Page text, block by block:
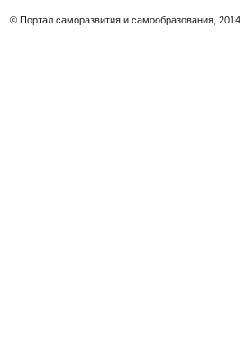
© Портал саморазвития и самообразования, 2014